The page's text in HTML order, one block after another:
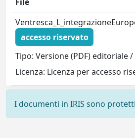
accesso riservato
Tipo: Versione (PDF) editoriale
Licenza: Licenza per accesso
I documenti in IRIS sono